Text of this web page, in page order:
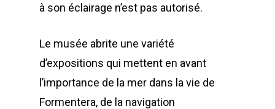
à son éclairage n’est pas autorisé.
Le musée abrite une variété
d’expositions qui mettent en avant
l’importance de la mer dans la vie de
Formentera, de la navigation